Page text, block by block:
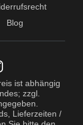
Blog
ist abhängig
zzgl.
Lieferzeiten /